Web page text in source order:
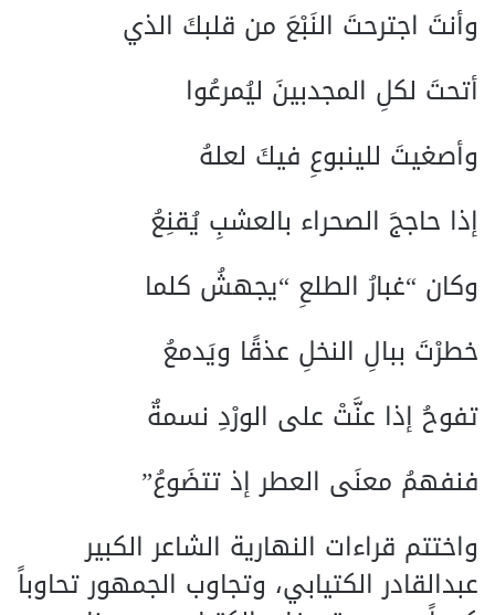
وأنتَ اجترحتَ النَبْعَ من قلبكَ الذي
أتحتَ لكلِ المجدبينَ ليُمرعُوا
وأصغيتَ للينبوعِ فيكَ لعلهُ
إذا حاججَ الصحراء بالعشبِ يُقنِعُ
وكان “غبارُ الطلعِ “يجهشُ كلما
خطرْتَ ببالِ النخلِ عذقًا ويَدمعُ
تفوحُ إذا عنَّتْ على الورْدِ نسمةٌ
فنفهمُ معنَى العطر إذ تتضَوعُ”
واختتم قراءات النهارية الشاعر الكبير
عبدالقادر الكتيابي، وتجاوب الجمهور تحاوباً